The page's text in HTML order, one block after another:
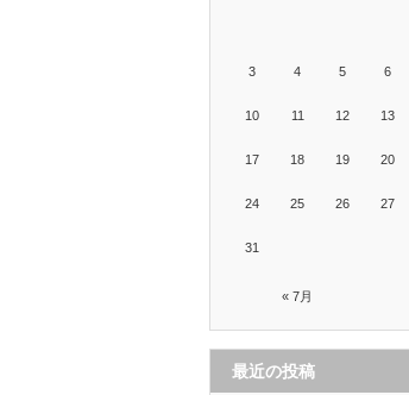
« 7月
3 4 5 6
10 11 12 13
17 18 19 20
24 25 26 27
31
最近の投稿